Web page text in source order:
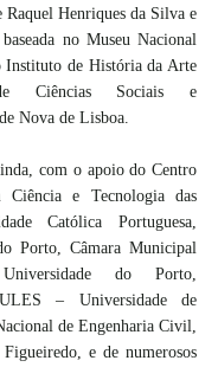
Henriques da Silva e
no Museu Nacional
Instituto de História da Arte
Ciências Sociais e
Nova de Lisboa.
com o apoio do Centro
Ciência e Tecnologia das
Católica Portuguesa,
Porto, Câmara Municipal
do Porto,
– Universidade de
de Engenharia Civil,
e de numerosos